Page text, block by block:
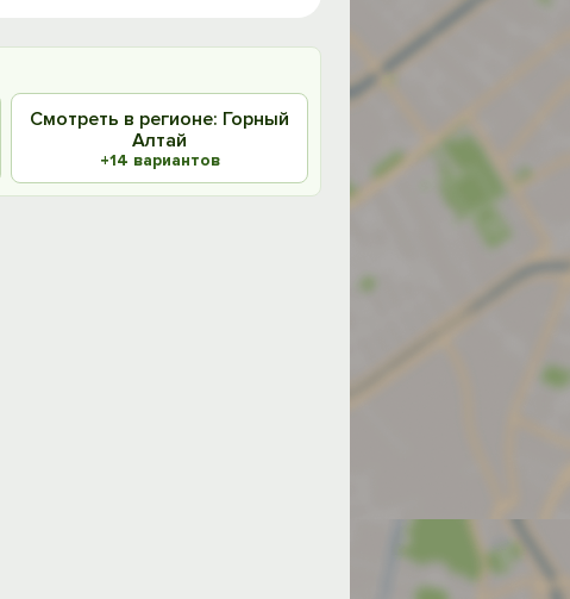
Смотреть в регионе: Горный
Алтай
+14 вариантов